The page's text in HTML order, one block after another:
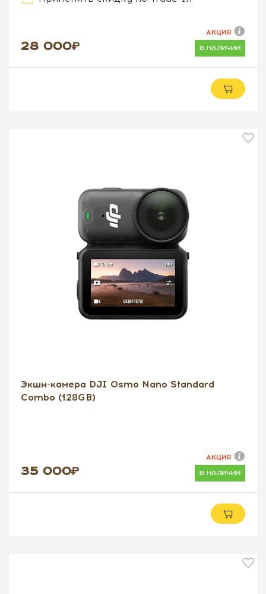
28 000 в наличии
АКЦИЯ
Экшн-камера DJI Osmo Nano Standard
Combo (128GB)
35 000 в наличии
АКЦИЯ